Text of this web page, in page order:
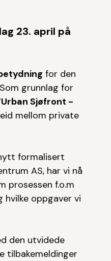
23. april på
for den
grunnlag for
Sjøfront -
mellom private
formalisert
AS, har vi nå
prosessen f.o.m
hvilke oppgaver vi
den utvidede
tilbakemeldinger